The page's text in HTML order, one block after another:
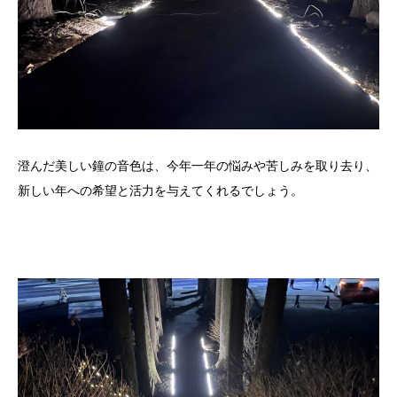
澄んだ美しい鐘の音色は、今年一年の悩みや苦しみを取り去り、
新しい年への希望と活力を与えてくれるでしょう。